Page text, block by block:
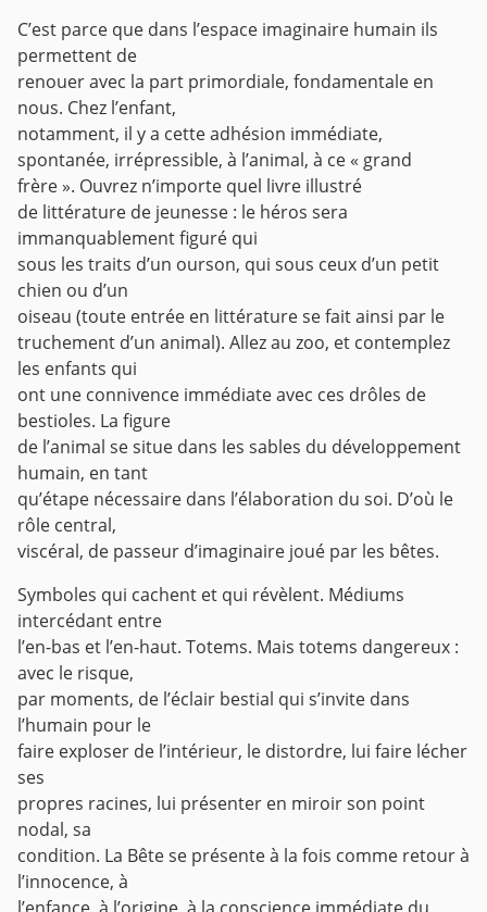
C’est parce que dans l’espace imaginaire humain ils
permettent de
renouer avec la part primordiale, fondamentale en
nous. Chez l’enfant,
notamment, il y a cette adhésion immédiate,
spontanée, irrépressible, à l’animal, à ce « grand
frère ». Ouvrez n’importe quel livre illustré
de littérature de jeunesse : le héros sera
immanquablement figuré qui
sous les traits d’un ourson, qui sous ceux d’un petit
chien ou d’un
oiseau (toute entrée en littérature se fait ainsi par le
truchement d’un animal). Allez au zoo, et contemplez
les enfants qui
ont une connivence immédiate avec ces drôles de
bestioles. La figure
de l’animal se situe dans les sables du développement
humain, en tant
qu’étape nécessaire dans l’élaboration du soi. D’où le
rôle central,
viscéral, de passeur d’imaginaire joué par les bêtes.
Symboles qui cachent et qui révèlent. Médiums
intercédant entre
l’en-bas et l’en-haut. Totems. Mais totems dangereux :
avec le risque,
par moments, de l’éclair bestial qui s’invite dans
l’humain pour le
faire exploser de l’intérieur, le distordre, lui faire lécher
ses
propres racines, lui présenter en miroir son point
nodal, sa
condition. La Bête se présente à la fois comme retour à
l’innocence, à